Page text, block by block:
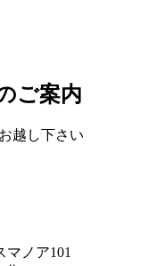
ご案内
マノア101